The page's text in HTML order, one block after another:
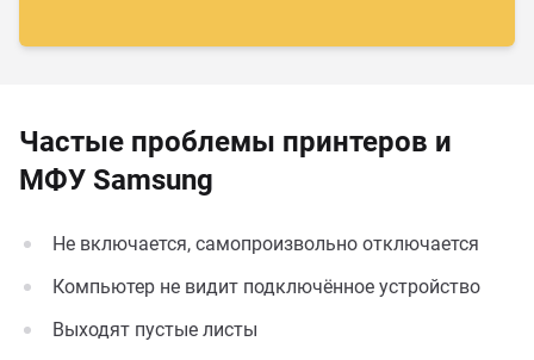
Частые проблемы принтеров и
МФУ Samsung
Не включается, самопроизвольно отключается
Компьютер не видит подключённое устройство
Выходят пустые листы